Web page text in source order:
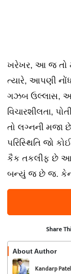
ખરેખર, આ જ તો
ત્યારે, આપણી
ગઝબ ઉલ્લાસ,
વિચારશીલતા,
તો લગ્નની મજા છે
પરિસ્થિતિ જો
કૈક તકલીફ છે
બન્યું જ છે જ.
Share
About Author
Kandarp Patel